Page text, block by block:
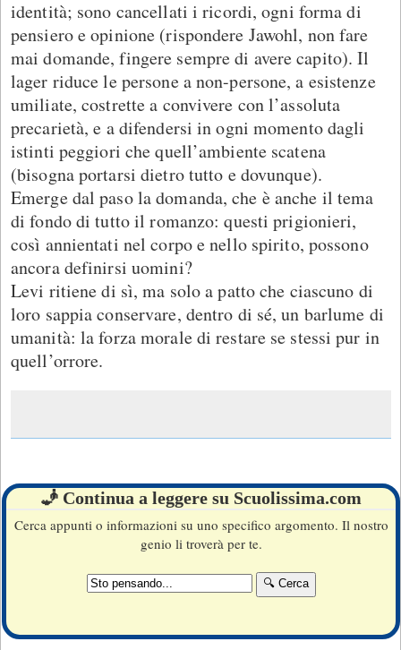
identità; sono cancellati i ricordi, ogni forma di
pensiero e opinione (rispondere Jawohl, non fare
mai domande, fingere sempre di avere capito). Il
lager riduce le persone a non-persone, a esistenze
umiliate, costrette a convivere con l’assoluta
precarietà, e a difendersi in ogni momento dagli
istinti peggiori che quell’ambiente scatena
(bisogna portarsi dietro tutto e dovunque).
Emerge dal paso la domanda, che è anche il tema
di fondo di tutto il romanzo: questi prigionieri,
così annientati nel corpo e nello spirito, possono
ancora definirsi uomini?
Levi ritiene di sì, ma solo a patto che ciascuno di
loro sappia conservare, dentro di sé, un barlume di
umanità: la forza morale di restare se stessi pur in
quell’orrore.
🧞 Continua a leggere su Scuolissima.com
Cerca appunti o informazioni su uno specifico argomento. Il nostro
genio li troverà per te.